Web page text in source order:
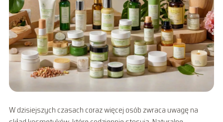
W dzisiejszych czasach coraz więcej osób zwraca uwagę na